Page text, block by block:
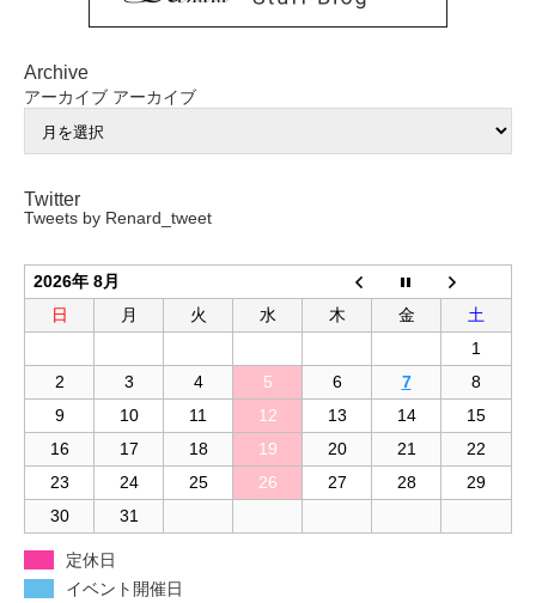
Archive
アーカイブ アーカイブ
Twitter
Tweets by Renard_tweet
2026年 8月
日
月 火 水 木 金
土
1
2
3 4 5 6 7
8
9
10 11 12 13 14
15
16
17 18 19 20 21
22
23
24 25 26 27 28
29
30
31
定休日
イベント開催日